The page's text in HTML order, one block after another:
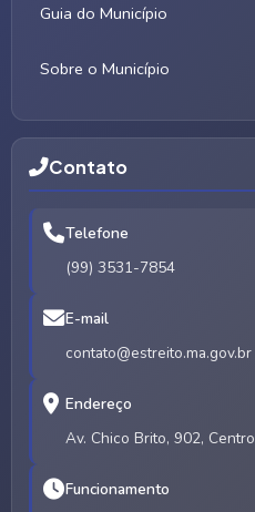
Guia do Município
Sobre o Município
Contato
Telefone
(99) 3531-7854
E-mail
contato@estreito.ma.gov.br
Endereço
Av. Chico Brito, 902, Centro
Funcionamento